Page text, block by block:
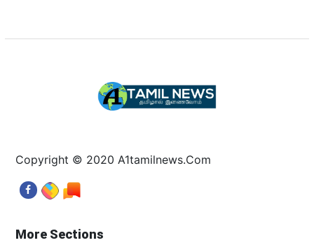
Copyright © 2020 A1tamilnews.Com
More Sections